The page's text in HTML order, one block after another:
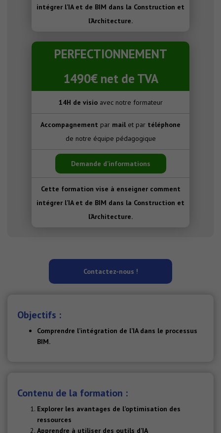
intégrer l’IA et de BIM dans la Construction et
l’Architecture.
PERFECTIONNEMENT
1490€ net de TVA
14H de visio avec notre formateur
Accompagnement par mail et par téléphone
de notre équipe pédagogique
Demande d’informations
Cette formation vise à enseigner comment
intégrer l’IA et de BIM dans la Construction et
l’Architecture.
Contactez-nous !
Objectifs :
Comprendre l’intégration de l’IA dans le processus
BIM.
Contenu de la formation :
Explorer les avantages de l’optimisation des
ressources
Apprendre à utiliser des outils d’IA